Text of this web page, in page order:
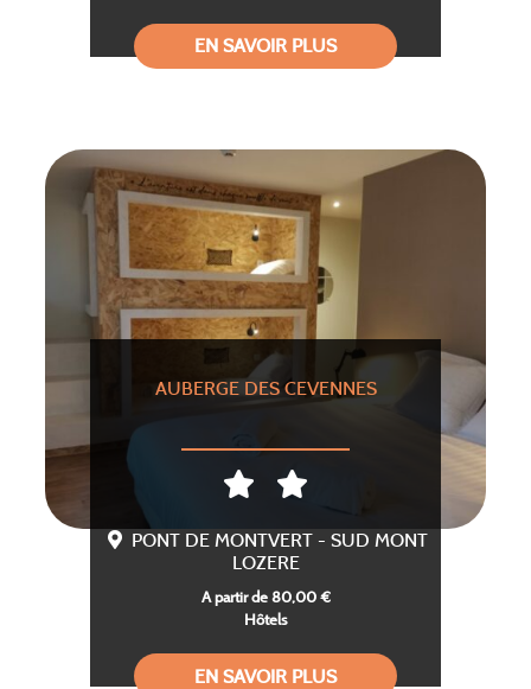
EN SAVOIR PLUS
AUBERGE DES CEVENNES
PONT DE MONTVERT - SUD MONT
LOZERE
A partir de 80,00 €
Hôtels
EN SAVOIR PLUS